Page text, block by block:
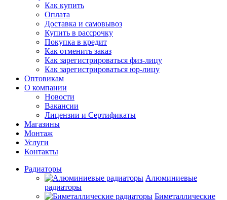
Как купить
Оплата
Доставка и самовывоз
Купить в рассрочку
Покупка в кредит
Как отменить заказ
Как зарегистрироваться физ-лицу
Как зарегистрироваться юр-лицу
Оптовикам
О компании
Новости
Вакансии
Лицензии и Сертификаты
Магазины
Монтаж
Услуги
Контакты
Радиаторы
Алюминиевые
радиаторы
Биметаллические